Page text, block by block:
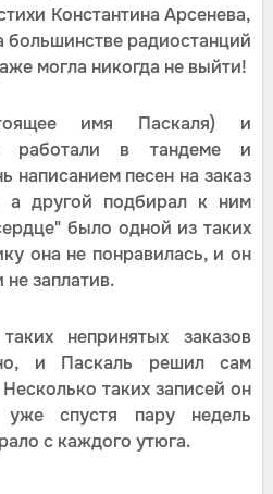
Константина Арсенева,
большинстве радиостанций
могла никогда не выйти!
имя Паскаля) и
работали в тандеме и
написанием песен на заказ
а другой подбирал к ним
было одной из таких
она не понравилась, и он
не заплатив.
непринятых заказов
и Паскаль решил сам
таких записей он
спустя пару недель
с каждого утюга.